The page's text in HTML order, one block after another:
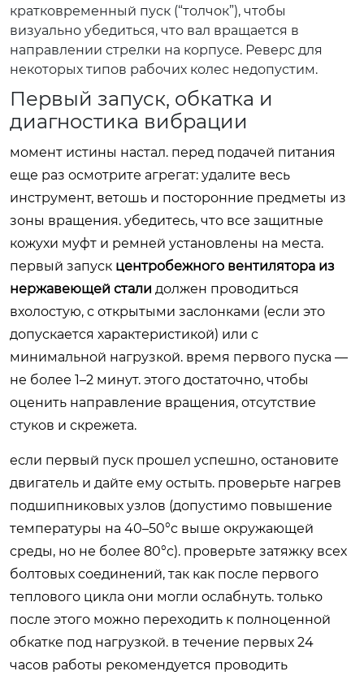
кратковременный пуск (“толчок”), чтобы
визуально убедиться, что вал вращается в
направлении стрелки на корпусе. Реверс для
некоторых типов рабочих колес недопустим.
Первый запуск, обкатка и
диагностика вибрации
момент истины настал. перед подачей питания
еще раз осмотрите агрегат: удалите весь
инструмент, ветошь и посторонние предметы из
зоны вращения. убедитесь, что все защитные
кожухи муфт и ремней установлены на места.
первый запуск центробежного вентилятора из
нержавеющей стали должен проводиться
вхолостую, с открытыми заслонками (если это
допускается характеристикой) или с
минимальной нагрузкой. время первого пуска —
не более 1–2 минут. этого достаточно, чтобы
оценить направление вращения, отсутствие
стуков и скрежета.
если первый пуск прошел успешно, остановите
двигатель и дайте ему остыть. проверьте нагрев
подшипниковых узлов (допустимо повышение
температуры на 40–50°c выше окружающей
среды, но не более 80°c). проверьте затяжку всех
болтовых соединений, так как после первого
теплового цикла они могли ослабнуть. только
после этого можно переходить к полноценной
обкатке под нагрузкой. в течение первых 24
часов работы рекомендуется проводить